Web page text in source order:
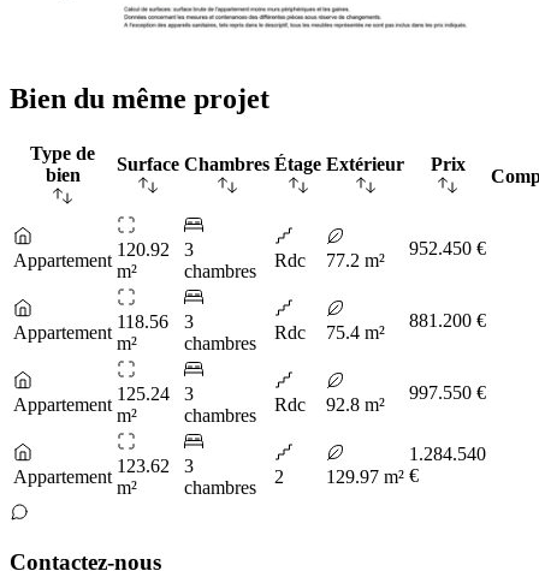
Bien du même projet
Type de
bien
Surface Chambres Étage Extérieur Prix
Appartement
120.92
m²
3
chambres
Rdc 77.2 m²
952.450 €
Appartement
118.56
m²
3
chambres
Rdc 75.4 m²
881.200 €
Appartement
125.24
m²
3
chambres
Rdc 92.8 m²
997.550 €
Appartement
123.62
m²
3
chambres
2 129.97 m²
1.284.540
€
Contactez-nous